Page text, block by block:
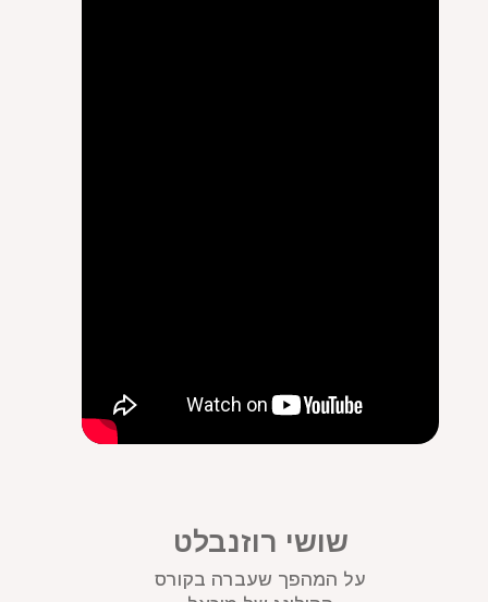
שושי רוזנבלט
על המהפך שעברה בקורס